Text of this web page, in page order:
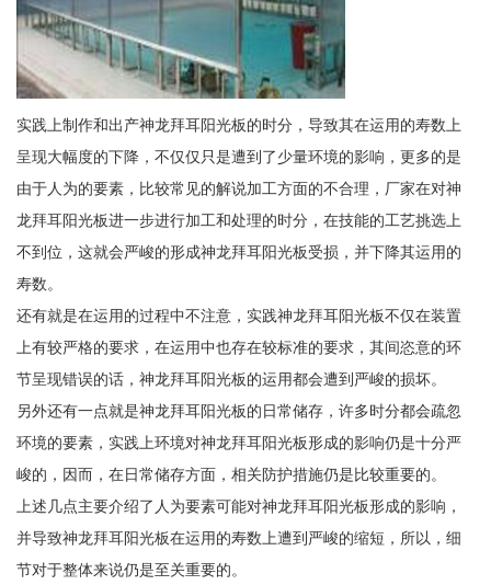
实践上制作和出产神龙拜耳阳光板的时分，导致其在运用的寿数上
呈现大幅度的下降，不仅仅只是遭到了少量环境的影响，更多的是
由于人为的要素，比较常见的解说加工方面的不合理，厂家在对神
龙拜耳阳光板进一步进行加工和处理的时分，在技能的工艺挑选上
不到位，这就会严峻的形成神龙拜耳阳光板受损，并下降其运用的
寿数。
还有就是在运用的过程中不注意，实践神龙拜耳阳光板不仅在装置
上有较严格的要求，在运用中也存在较标准的要求，其间恣意的环
节呈现错误的话，神龙拜耳阳光板的运用都会遭到严峻的损坏。
另外还有一点就是神龙拜耳阳光板的日常储存，许多时分都会疏忽
环境的要素，实践上环境对神龙拜耳阳光板形成的影响仍是十分严
峻的，因而，在日常储存方面，相关防护措施仍是比较重要的。
上述几点主要介绍了人为要素可能对神龙拜耳阳光板形成的影响，
并导致神龙拜耳阳光板在运用的寿数上遭到严峻的缩短，所以，细
节对于整体来说仍是至关重要的。